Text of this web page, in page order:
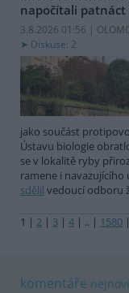
napočítali
3.8.2026 01:56 |
Diskuse: 2
jako součást
Ústavu biologie
se v lokalitě ryby
ramene i navazujícího
sdělil vedoucí odboru
1 | 2 | 3 | 4 | .. | 1580 |
komentáře